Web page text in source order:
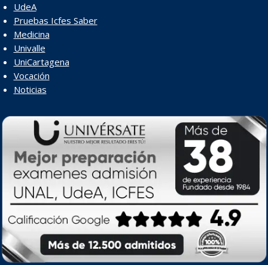
UdeA
Pruebas Icfes Saber
Medicina
Univalle
UniCartagena
Vocación
Noticias